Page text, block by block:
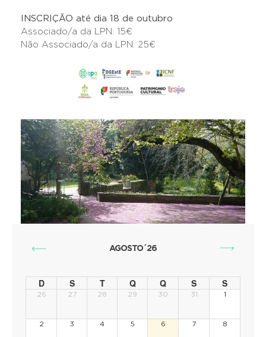
INSCRIÇÃO até dia 18 de outubro
Associado/a da LPN: 15€
Não Associado/a da LPN: 25€
AGOSTO´26
D S T Q Q S S
26 27 28 29 30 31 1
2 3 4 5 6 7 8